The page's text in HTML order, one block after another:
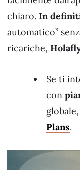
chiaro. In
automatico”
ricariche,
Se ti
con
Plans.